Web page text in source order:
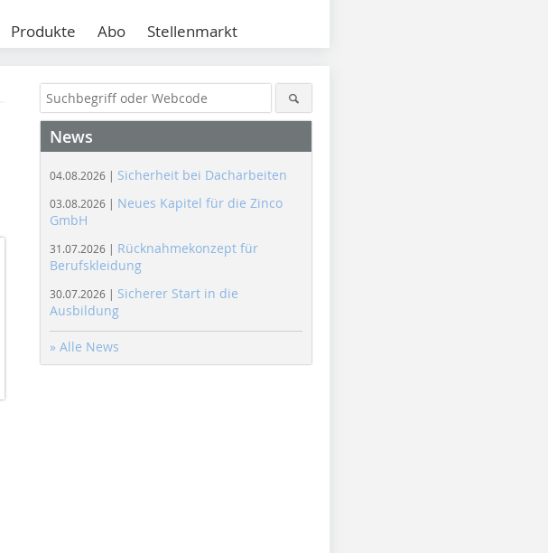
Produkte Abo Stellenmarkt
Thomas Berns
News
04.08.2026 | Sicherheit bei Dacharbeiten
03.08.2026 | Neues Kapitel für die Zinco
GmbH
31.07.2026 | Rücknahmekonzept für
Berufskleidung
30.07.2026 | Sicherer Start in die
Ausbildung
» Alle News